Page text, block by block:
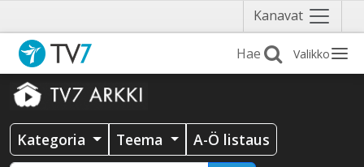
Kanavat Näytä
valikko
Valikko
Kategoria Teema A-Ö listaus